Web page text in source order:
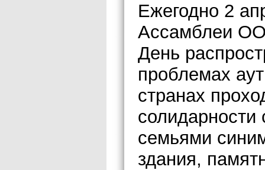
Ежегодно 2
Ассамблеи
День
проблемах
странах
семьями
здания,